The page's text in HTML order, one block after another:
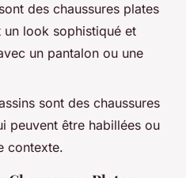
des chaussures plates
look sophistiqué et
un pantalon ou une
sont des chaussures
peuvent être habillées ou
contexte.